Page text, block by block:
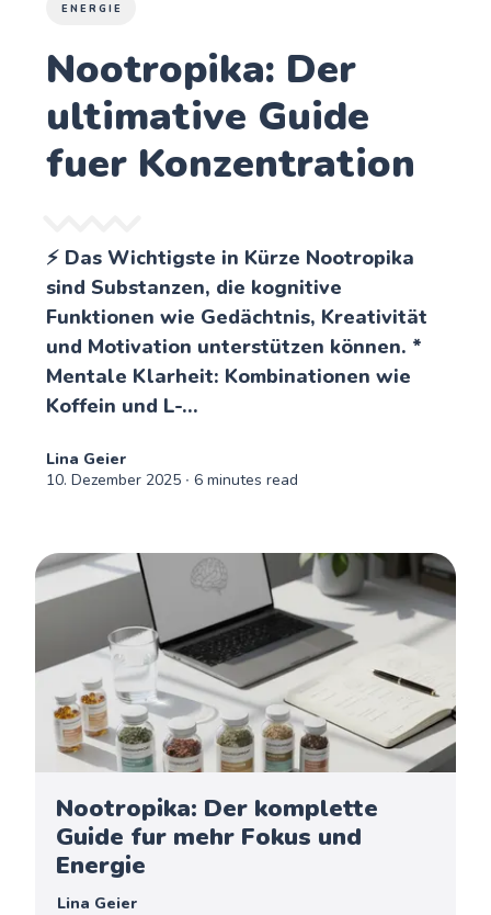
ENERGIE
Nootropika: Der
ultimative Guide
fuer Konzentration
⚡ Das Wichtigste in Kürze Nootropika
sind Substanzen, die kognitive
Funktionen wie Gedächtnis, Kreativität
und Motivation unterstützen können. *
Mentale Klarheit: Kombinationen wie
Koffein und L-...
Lina Geier
10. Dezember 2025 ∙ 6 minutes read
Nootropika: Der komplette
Guide fur mehr Fokus und
Energie
Lina Geier